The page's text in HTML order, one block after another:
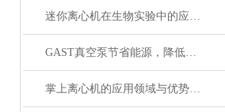
迷你离心机在生物实验中的应用与优势分析
GAST真空泵节省能源，降低噪音
掌上离心机的应用领域与优势分析